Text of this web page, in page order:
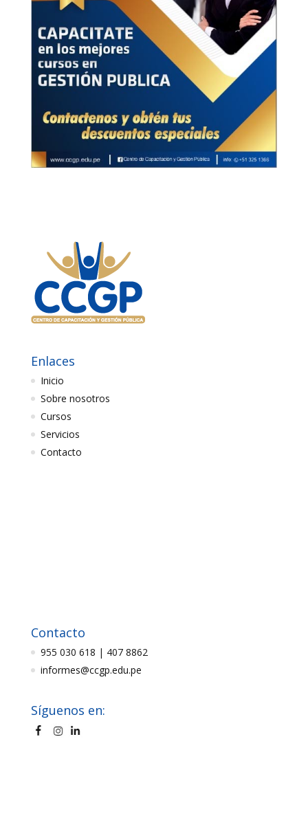
Enlaces
Inicio
Sobre nosotros
Cursos
Servicios
Contacto
Contacto
955 030 618 | 407 8862
informes@ccgp.edu.pe
Síguenos en: